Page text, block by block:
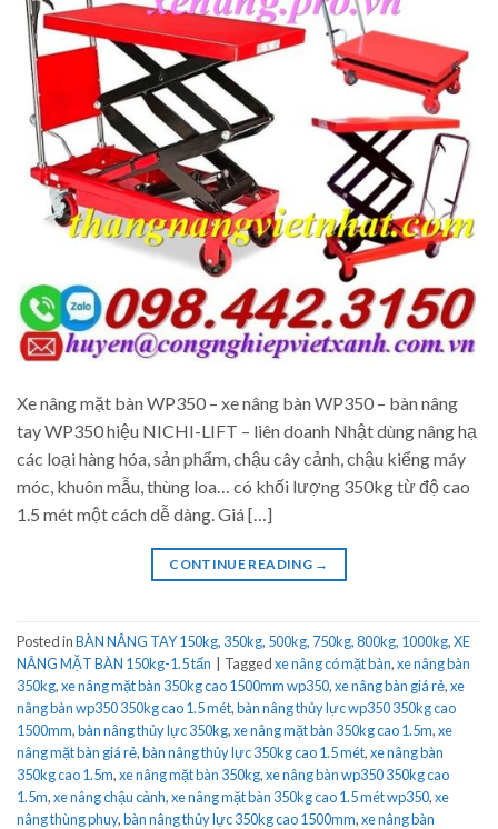
Xe nâng mặt bàn WP350 – xe nâng bàn WP350 – bàn nâng
tay WP350 hiệu NICHI-LIFT – liên doanh Nhật dùng nâng hạ
các loại hàng hóa, sản phẩm, chậu cây cảnh, chậu kiểng máy
móc, khuôn mẫu, thùng loa… có khối lượng 350kg từ độ cao
1.5 mét một cách dễ dàng. Giá […]
CONTINUE READING →
Posted inBÀN NÂNG TAY 150kg, 350kg, 500kg, 750kg, 800kg, 1000kg,XE
NÂNG MẶT BÀN 150kg-1.5 tấn
Taggedxe nâng có mặt bàn,xe nâng bàn
350kg,xe nâng mặt bàn 350kg cao 1500mm wp350,xe nâng bàn giá rẻ,xe
nâng bàn wp350 350kg cao 1.5 mét,bàn nâng thủy lực wp350 350kg cao
1500mm,bàn nâng thủy lực 350kg,xe nâng mặt bàn 350kg cao 1.5m,xe
nâng mặt bàn giá rẻ,bàn nâng thủy lực 350kg cao 1.5 mét,xe nâng bàn
350kg cao 1.5m,xe nâng mặt bàn 350kg,xe nâng bàn wp350 350kg cao
1.5m,xe nâng chậu cảnh,xe nâng mặt bàn 350kg cao 1.5 mét wp350,xe
nâng thùng phuy,bàn nâng thủy lực 350kg cao 1500mm,xe nâng bàn